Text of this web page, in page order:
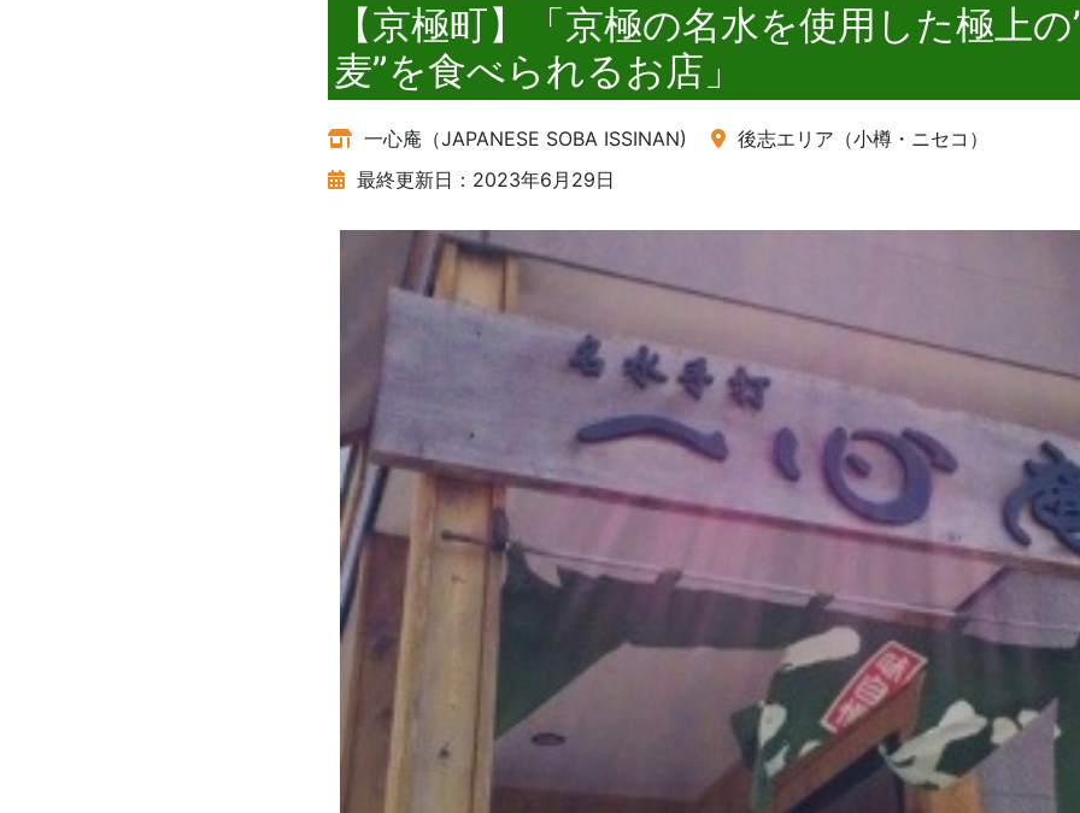
【京極町】「京極の名水を使用した極上
麦”を食べられるお店」
一心庵（JAPANESE SOBA ISSINAN)
後志エリア（小樽・ニセコ）
最終更新日：2023年6月29日